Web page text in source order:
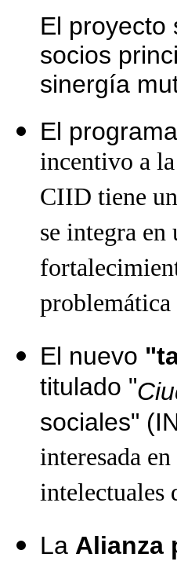
El
socios
sinergía
El
incentivo a
CIID tiene
se integra en
El nuevo
titulado "
sociales"
interesada
intelectuales
La Alianza